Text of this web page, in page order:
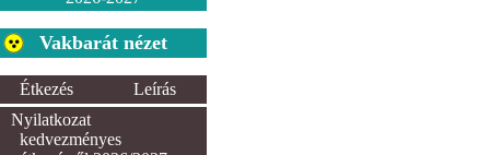
Vakbarát nézet
Étkezés
Leírás
Nyilatkozat
kedvezményes